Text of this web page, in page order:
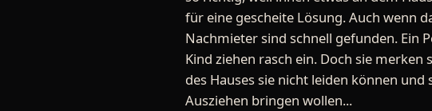
für eine gescheite Lösung. Auch wenn
Nachmieter sind schnell gefunden. Ein
Kind ziehen rasch ein. Doch sie merken
des Hauses sie nicht leiden können
Ausziehen bringen wollen...